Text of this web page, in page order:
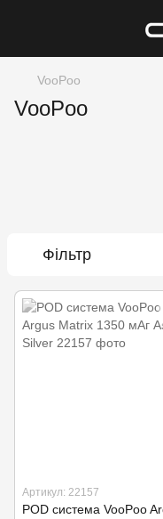
VooPoo
VooPoo
Фільтр
Артикул: 22157
POD система VooPoo